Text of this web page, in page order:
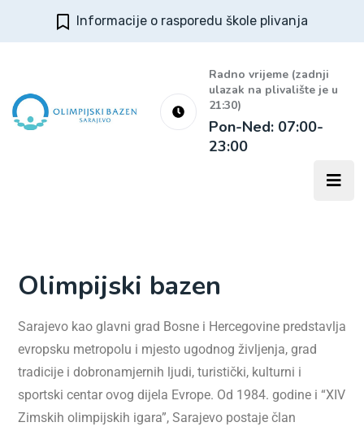
Informacije o rasporedu škole plivanja
Radno vrijeme (zadnji
ulazak na plivalište je u
21:30)
Pon-Ned: 07:00-
23:00
Olimpijski bazen
Sarajevo kao glavni grad Bosne i Hercegovine predstavlja
evropsku metropolu i mjesto ugodnog življenja, grad
tradicije i dobronamjernih ljudi, turistički, kulturni i
sportski centar ovog dijela Evrope. Od 1984. godine i “XIV
Zimskih olimpijskih igara”, Sarajevo postaje član